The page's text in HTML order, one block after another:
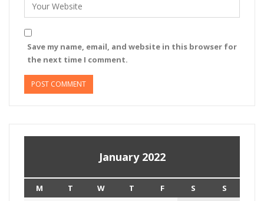
Save my name, email, and website in this browser for
the next time I comment.
January 2022
M T W T F S
S